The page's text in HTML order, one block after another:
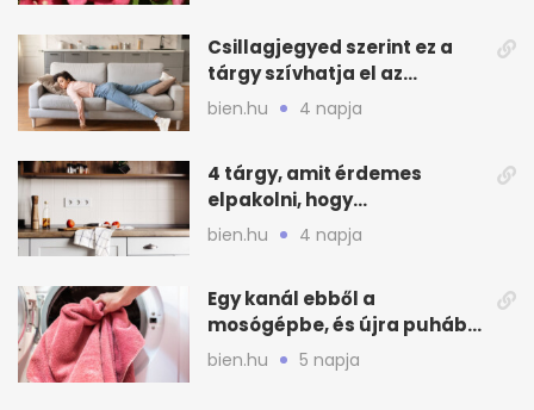
Csillagjegyed szerint ez a
tárgy szívhatja el az
otthonod energiáját
bien.hu 4 napja
4 tárgy, amit érdemes
elpakolni, hogy
hűvösebbnek tűnjön a lakás
bien.hu 4 napja
Egy kanál ebből a
mosógépbe, és újra puhább
lesz a törölköző
bien.hu 5 napja